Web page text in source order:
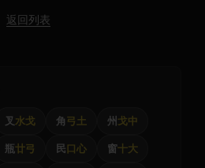
返回列表
叉 水戈 角弓土 州 戈中
瓶廿弓 民口心 窗十大